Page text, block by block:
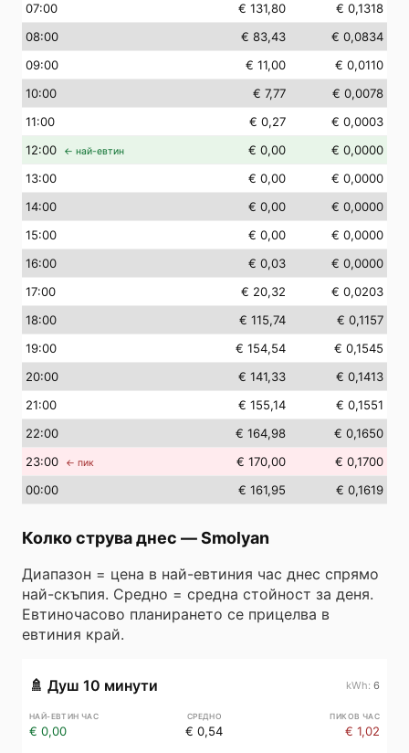
07:00 € 131,80
€ 0,1318
08:00 € 83,43
€ 0,0834
09:00 € 11,00
€ 0,0110
10:00 € 7,77
€ 0,0078
11:00 € 0,27
€ 0,0003
12:00 ← най-евтин € 0,00
€ 0,0000
13:00 € 0,00
€ 0,0000
14:00 € 0,00
€ 0,0000
15:00 € 0,00
€ 0,0000
16:00 € 0,03
€ 0,0000
17:00 € 20,32
€ 0,0203
18:00 € 115,74
€ 0,1157
19:00 € 154,54
€ 0,1545
20:00 € 141,33
€ 0,1413
21:00 € 155,14
€ 0,1551
22:00 € 164,98
€ 0,1650
23:00 ← пик € 170,00
€ 0,1700
00:00 € 161,95 € 0,1619
Колко струва днес —Smolyan
Диапазон = цена в най-евтиния час днес спрямо
най-скъпия. Средно = средна стойност за деня.
Евтиночасово планирането се прицелва в
евтиния край.
🚿 Душ 10 минути 6
€ 0,00 € 0,54 € 1,02